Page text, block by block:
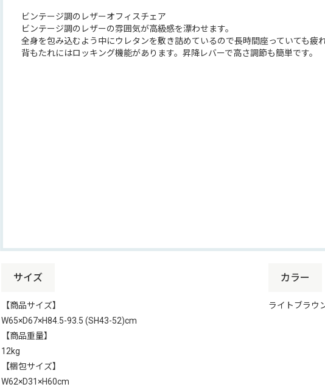
ビンテージ調のレザーオフィスチェア
ビンテージ調のレザーの雰囲気が高級感を漂わせます。
全身を包み込むよう中にウレタンを敷き詰めているので長時間座っていても疲
背もたれにはロッキング機能があります。昇降レバーで高さ調節も簡単です。
サイズ
【商品サイズ】
W65×D67×H84.5-93.5 (SH43-52)cm
【商品重量】
12kg
【梱包サイズ】
W62×D31×H60cm
カラー
ライトブラウ